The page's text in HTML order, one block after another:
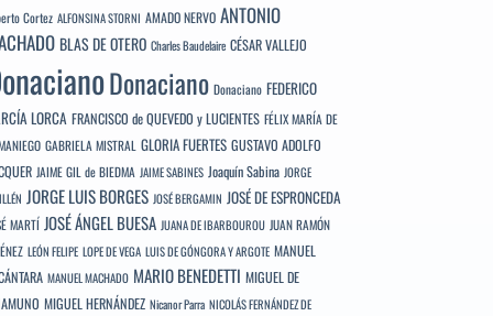
Cortez ALFONSINA STORNI AMADO NERVO ANTONIO
BLAS DE OTERO Charles Baudelaire CÉSAR VALLEJO
Donaciano Donaciano FEDERICO
LORCA FRANCISCO de QUEVEDO y LUCIENTES FÉLIX MARÍA DE
GABRIELA MISTRAL GLORIA FUERTES GUSTAVO ADOLFO
JAIME GIL de BIEDMA JAIME SABINES Joaquín Sabina JORGE
JORGE LUIS BORGES JOSÉ BERGAMIN JOSÉ DE ESPRONCEDA
MARTÍ JOSÉ ÁNGEL BUESA JUANA DE IBARBOUROU JUAN RAMÓN
LEÓN FELIPE LOPE DE VEGA LUIS DE GÓNGORA Y ARGOTE MANUEL
MANUEL MACHADO MARIO BENEDETTI MIGUEL DE
MIGUEL HERNÁNDEZ Nicanor Parra NICOLÁS FERNÁNDEZ DE